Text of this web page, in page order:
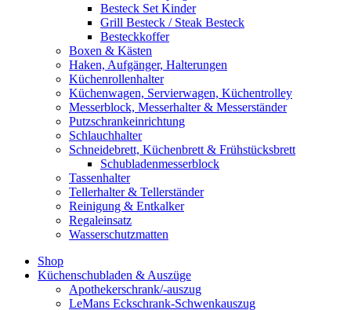
Besteck Set Kinder
Grill Besteck / Steak Besteck
Besteckkoffer
Boxen & Kästen
Haken, Aufgänger, Halterungen
Küchenrollenhalter
Küchenwagen, Servierwagen, Küchentrolley
Messerblock, Messerhalter & Messerständer
Putzschrankeinrichtung
Schlauchhalter
Schneidebrett, Küchenbrett & Frühstücksbrett
Schubladenmesserblock
Tassenhalter
Tellerhalter & Tellerständer
Reinigung & Entkalker
Regaleinsatz
Wasserschutzmatten
Shop
Küchenschubladen & Auszüge
Apothekerschrank/-auszug
LeMans Eckschrank-Schwenkauszug